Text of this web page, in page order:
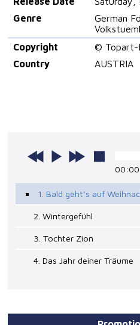
Genre
German
Copyright
© Topart-
Country
AUSTRIA
00:00
1. Bald geht's auf
2. Wintergefühl
3. Tochter Zion
4. Das Jahr deiner Träume